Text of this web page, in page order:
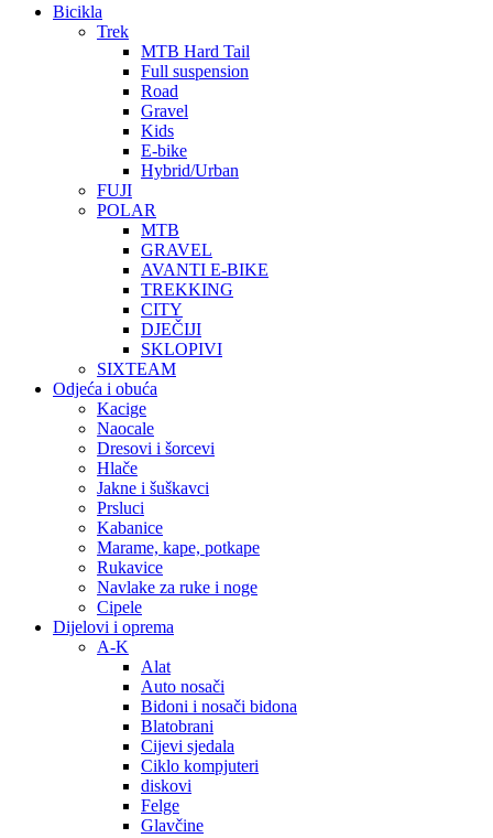
Bicikla
Trek
MTB Hard Tail
Full suspension
Road
Gravel
Kids
E-bike
Hybrid/Urban
FUJI
POLAR
MTB
GRAVEL
AVANTI E-BIKE
TREKKING
CITY
DJEČIJI
SKLOPIVI
SIXTEAM
Odjeća i obuća
Kacige
Naocale
Dresovi i šorcevi
Hlače
Jakne i šuškavci
Prsluci
Kabanice
Marame, kape, potkape
Rukavice
Navlake za ruke i noge
Cipele
Dijelovi i oprema
A-K
Alat
Auto nosači
Bidoni i nosači bidona
Blatobrani
Cijevi sjedala
Ciklo kompjuteri
diskovi
Felge
Glavčine